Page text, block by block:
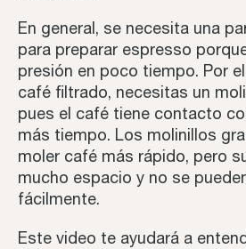
Home
Recetas de
Tutoriales
Tercera
Inspiración
En general, se necesita una
para preparar espresso
presión en poco tiempo. Por
café filtrado, necesitas un
pues el café tiene contacto
más tiempo. Los molinillos
moler café más rápido, pero
mucho espacio y no se
fácilmente.
Este video te ayudará a